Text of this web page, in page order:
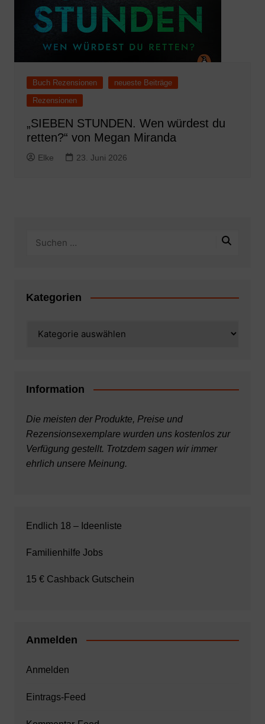
Buch Rezensionen
neueste Beiträge
Rezensionen
„SIEBEN STUNDEN. Wen würdest du
retten?“ von Megan Miranda
Elke 23. Juni 2026
Kategorien
Information
Die meisten der Produkte, Preise und
Rezensionsexemplare wurden uns kostenlos zur
Verfügung gestellt. Trotzdem sagen wir immer
ehrlich unsere Meinung.
Endlich 18 – Ideenliste
Familienhilfe Jobs
15 € Cashback Gutschein
Anmelden
Anmelden
Eintrags-Feed